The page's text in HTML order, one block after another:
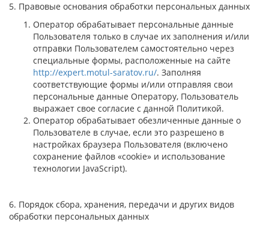
5. Правовые основания обработки персональных данных
Оператор обрабатывает персональные данные
Пользователя только в случае их заполнения и/или
отправки Пользователем самостоятельно через
специальные формы, расположенные на сайте
http://expert.motul-saratov.ru/. Заполняя
соответствующие формы и/или отправляя свои
персональные данные Оператору, Пользователь
выражает свое согласие с данной Политикой.
Оператор обрабатывает обезличенные данные о
Пользователе в случае, если это разрешено в
настройках браузера Пользователя (включено
сохранение файлов «cookie» и использование
технологии JavaScript).
6. Порядок сбора, хранения, передачи и других видов
обработки персональных данных